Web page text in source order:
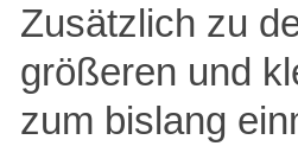
Zusätzlich zu
größeren und
zum bislang